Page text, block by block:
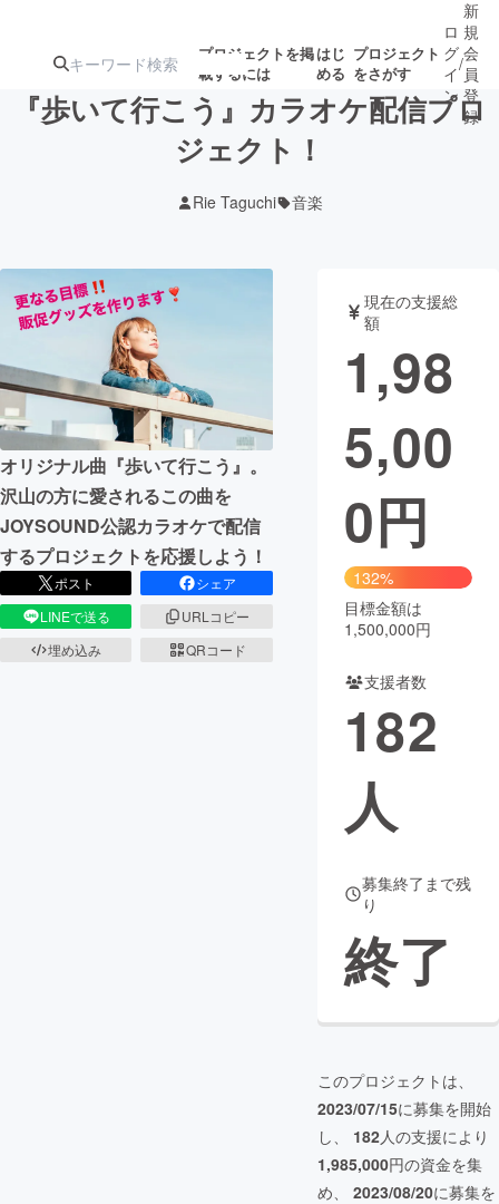
プロジェクトを掲
載するには
はじ
める
プロジェクト
をさがす
ジェクト
募集終了が近いプ
ロジェクト
アート・写真 音楽
テクノロジー・ガジェット ゲーム・サ
映像・映画
ビジネス・起業
まちづくり・地域活性化
CAMPFIRE for Social Good
CAMPFIRE Creation
CAMPFIREふるさと納税
コミュニティ
ロ
グ
イ
ン
/
新
規
会
員
登
録
『歩いて行こう』カラオケ配信プロ
ジェクト！
Rie Taguchi 音楽
オリジナル曲『歩いて行こう』。
沢山の方に愛されるこの曲を
JOYSOUND公認カラオケで配信
するプロジェクトを応援しよう！
ポスト
シェア
LINEで送る
URLコピー
埋め込み
QRコード
現在の支援総
額
1,98
5,00
0円
132%
目標金額は
1,500,000円
支援者数
182
人
募集終了まで残
り
終了
このプロジェクトは、
2023/07/15に募集を開始
し、 182人の支援により
1,985,000円の資金を集
め、 2023/08/20に募集を